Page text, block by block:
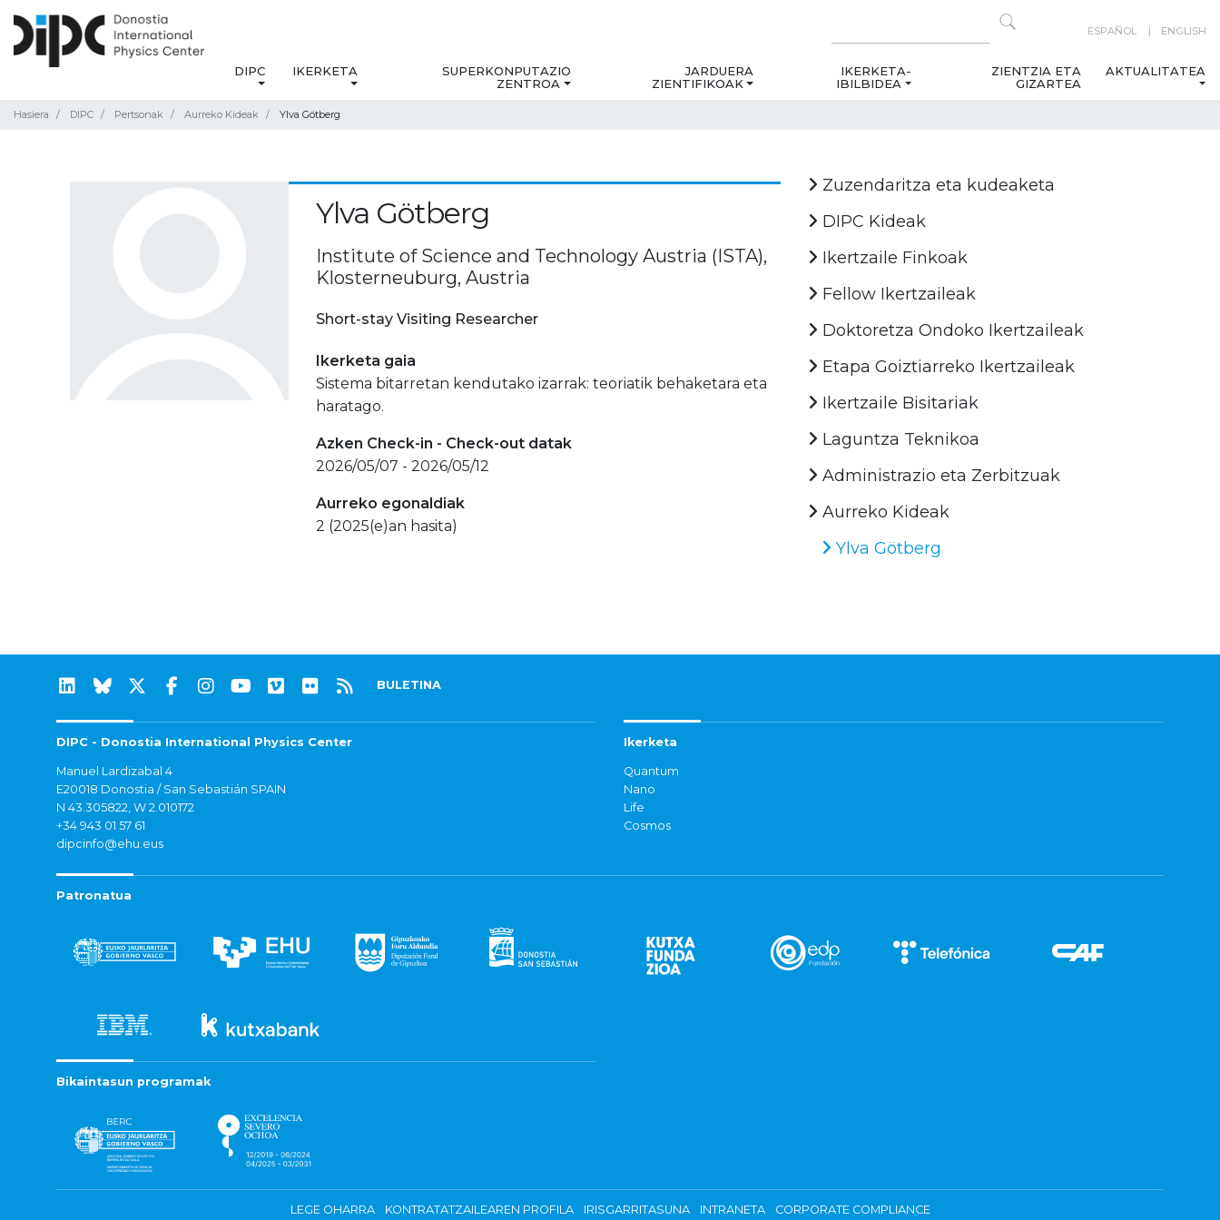
ESPAÑOL ENGLISH
DIPC IKERKETA
SUPERKONPUTAZIO
ZENTROA
JARDUERA
ZIENTIFIKOAK
IKERKETA-
IBILBIDEA
ZIENTZIA ETA
GIZARTEA
AKTUALITATEA
Hasiera DIPC Pertsonak Aurreko Kideak Ylva Götberg
Ylva Götberg
Institute of Science and Technology Austria (ISTA),
Klosterneuburg, Austria
Short-stay Visiting Researcher
Ikerketa gaia
Sistema bitarretan kendutako izarrak: teoriatik behaketara eta
haratago.
Azken Check-in - Check-out datak
2026/05/07 - 2026/05/12
Aurreko egonaldiak
2 (2025(e)an hasita)
Zuzendaritza eta kudeaketa
DIPC Kideak
Ikertzaile Finkoak
Fellow Ikertzaileak
Doktoretza Ondoko Ikertzaileak
Etapa Goiztiarreko Ikertzaileak
Ikertzaile Bisitariak
Laguntza Teknikoa
Administrazio eta Zerbitzuak
Aurreko Kideak
Ylva Götberg
BULETINA
DIPC - Donostia International Physics Center
Manuel Lardizabal 4
E20018 Donostia / San Sebastián SPAIN
N 43.305822, W 2.010172
+34 943 01 57 61
dipcinfo@ehu.eus
Ikerketa
Quantum
Nano
Life
Cosmos
Patronatua
Bikaintasun programak
LEGE OHARRA KONTRATATZAILEAREN PROFILA IRISGARRITASUNA INTRANETA CORPORATE COMPLIANCE